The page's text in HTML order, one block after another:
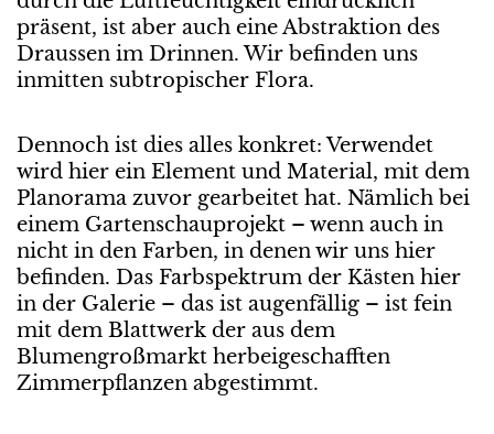
präsent, ist aber auch eine Abstraktion des
Draussen im Drinnen. Wir befinden uns
inmitten subtropischer Flora.
Dennoch ist dies alles konkret: Verwendet
wird hier ein Element und Material, mit dem
Planorama zuvor gearbeitet hat. Nämlich bei
einem Gartenschauprojekt – wenn auch in
nicht in den Farben, in denen wir uns hier
befinden. Das Farbspektrum der Kästen hier
in der Galerie – das ist augenfällig – ist fein
mit dem Blattwerk der aus dem
Blumengroßmarkt herbeigeschafften
Zimmerpflanzen abgestimmt.